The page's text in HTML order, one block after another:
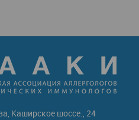
Каширское шоссе., 24